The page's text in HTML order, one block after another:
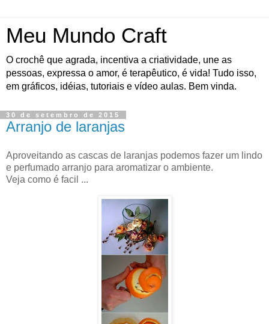
Meu Mundo Craft
O crochê que agrada, incentiva a criatividade, une as
pessoas, expressa o amor, é terapêutico, é vida! Tudo isso,
em gráficos, idéias, tutoriais e vídeo aulas. Bem vinda.
30 de setembro de 2015
Arranjo de laranjas
Aproveitando as cascas de laranjas podemos fazer um lindo
e perfumado arranjo para aromatizar o ambiente.
Veja como é facil ...